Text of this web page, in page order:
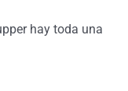
hay toda una